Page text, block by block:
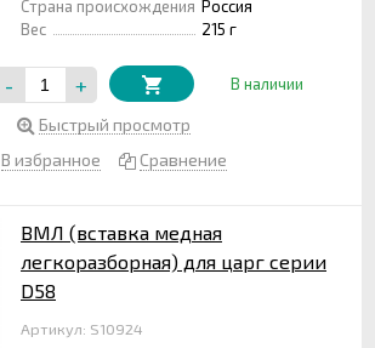
Страна происхождения Россия
Вес
215 г
- + В наличии
Быстрый просмотр
В избранное
Сравнение
ВМЛ (вставка медная
легкоразборная) для царг серии
D58
Артикул: S10924